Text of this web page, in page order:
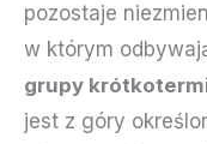
pozostaje
w którym
grupy
jest z góry